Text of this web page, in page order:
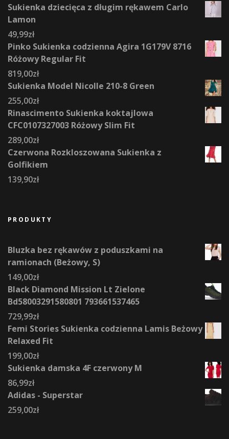
Sukienka dziecięca z długim rękawem Carlo
Lamon
49,99zł
Pinko Sukienka codzienna Agira 1G179V 8716
Różowy Regular Fit
819,00zł
Sukienka Model Nicolle 210-8 Green
255,00zł
Rinascimento Sukienka koktajlowa
CFC0107327003 Różowy Slim Fit
289,00zł
Czerwona Rozkloszowana Sukienka z
Golfikiem
139,90zł
PRODUKTY
Bluzka bez rękawów z poduszkami na
ramionach (Beżowy, S)
149,00zł
Black Diamond Mission Lt Zielone
Bd58003291580801 793661537465
729,99zł
Femi Stories Sukienka codzienna Lamis Beżowy
Relaxed Fit
199,00zł
Sukienka damska 4F czerwony M
86,99zł
Adidas - Superstar
259,00zł